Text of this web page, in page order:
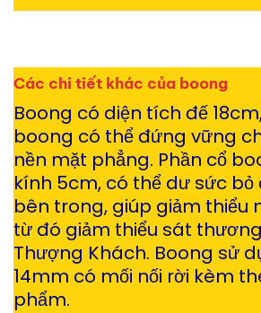
Các chi tiết khác của boong
Boong có diện tích đế
boong có thể đứng vững
nền mặt phẳng. Phần cổ
kính 5cm, có thể dư sức bỏ
bên trong, giúp giảm thiểu
từ đó giảm thiểu sát
Thượng Khách. Boong sử
14mm có mối nối rời kèm
phẩm.